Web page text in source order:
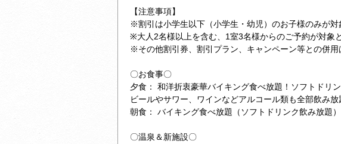
【注意事項】
※割引は小学生以下（小学生・幼児）のお子様のみが対
※大人2名様以上を含む、1室3名様からのご予約が対象
※その他割引券、割引プラン、キャンペーン等との併用
〇お食事〇
夕食： 和洋折衷豪華バイキング食べ放題！ソフトドリ
ビールやサワー、ワインなどアルコール類も全部飲み放
朝食： バイキング食べ放題（ソフトドリンク飲み放題）
〇温泉＆新施設〇